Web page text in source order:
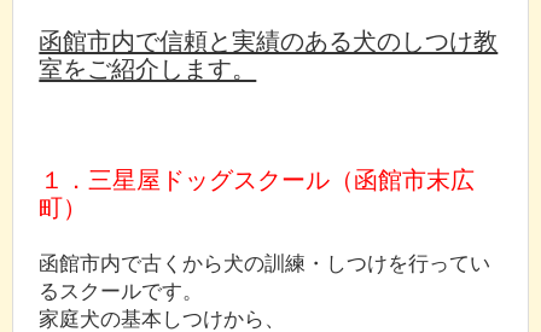
函館市内で信頼と実績のある犬のしつけ教
室をご紹介します。
１．三星屋ドッグスクール（函館市末広
町）
函館市内で古くから犬の訓練・しつけを行ってい
るスクールです。
家庭犬の基本しつけから、